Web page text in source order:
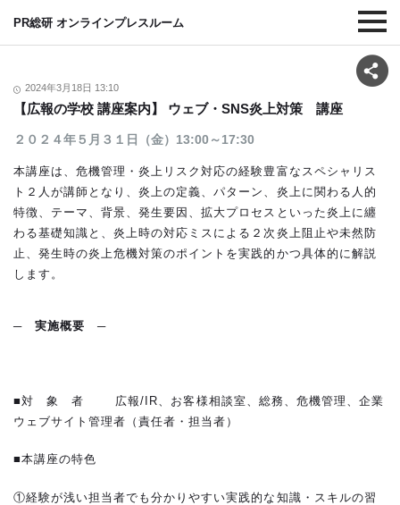
PR総研 オンラインプレスルーム
2024年3月18日 13:10
【広報の学校 講座案内】 ウェブ・SNS炎上対策 講座
２０２４年５月３１日（金）13:00～17:30
本講座は、危機管理・炎上リスク対応の経験豊富なスペシャリス
ト２人が講師となり、炎上の定義、パターン、炎上に関わる人的
特徴、テーマ、背景、発生要因、拡大プロセスといった炎上に纏
わる基礎知識と、炎上時の対応ミスによる２次炎上阻止や未然防
止、発生時の炎上危機対策のポイントを実践的かつ具体的に解説
します。
─ 実施概要 ─
■対 象 者 広報/IR、お客様相談室、総務、危機管理、企業
ウェブサイト管理者（責任者・担当者）
■本講座の特色
①経験が浅い担当者でも分かりやすい実践的な知識・スキルの習